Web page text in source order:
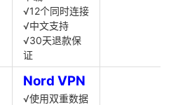
√12个同时连接
√中文支持
√30天退款保
证
Nord VPN
√使用双重数据